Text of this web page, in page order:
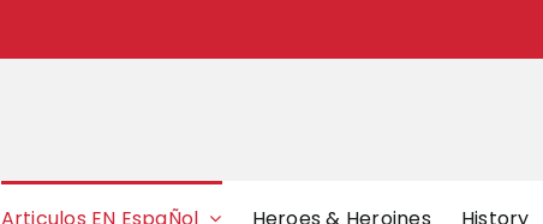
Articulos EN EspaÑol Heroes & Heroines History